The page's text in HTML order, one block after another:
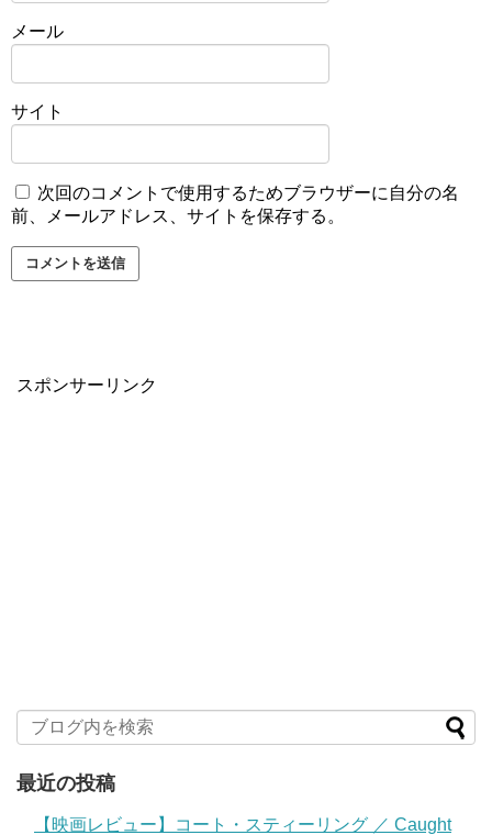
メール
サイト
次回のコメントで使用するためブラウザーに自分の名
前、メールアドレス、サイトを保存する。
スポンサーリンク
最近の投稿
【映画レビュー】コート・スティーリング ／ Caught